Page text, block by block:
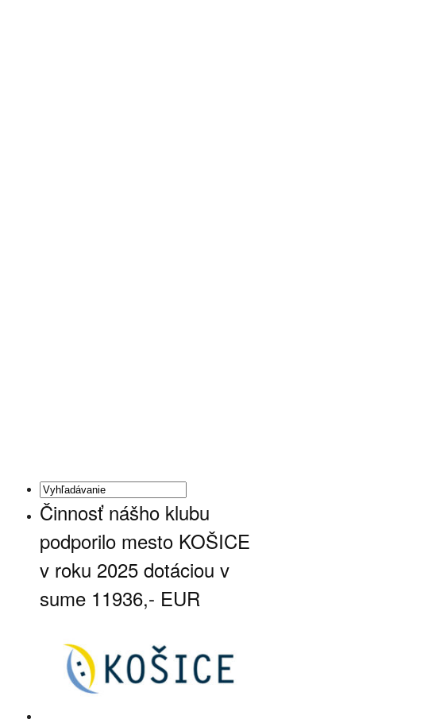
Činnosť nášho klubu
podporilo mesto KOŠICE
v roku 2025 dotáciou v
sume 11936,- EUR